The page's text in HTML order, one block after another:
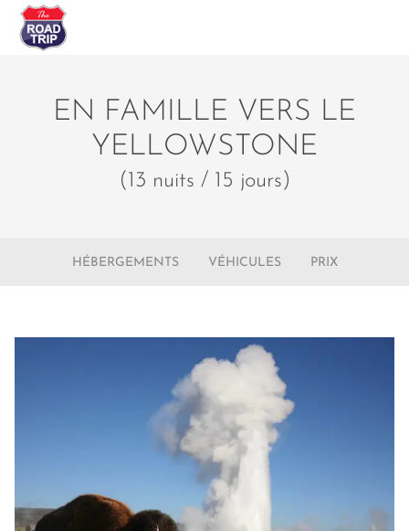
EN FAMILLE VERS LE
YELLOWSTONE
(13 nuits / 15 jours)
HÉBERGEMENTS VÉHICULES PRIX